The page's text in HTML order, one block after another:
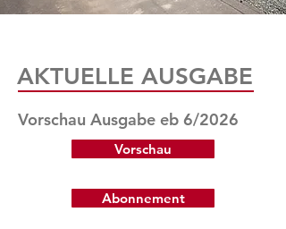
AKTUELLE AUSGABE
Vorschau Ausgabe eb 6/2026
Vorschau
Abonnement